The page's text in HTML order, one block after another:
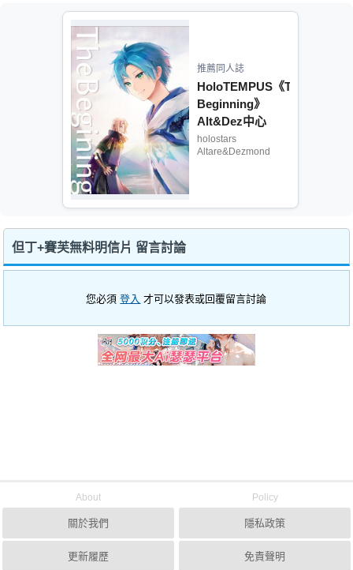
推薦同人誌
HoloTEMPUS《The
Beginning》
Alt&Dez中心
holostars
Altare&Dezmond
但丁+賽芙無料明信片 留言討論
您必須登入 才可以發表或回覆留言討論
About
關於我們
更新履歷
Policy
隱私政策
免責聲明